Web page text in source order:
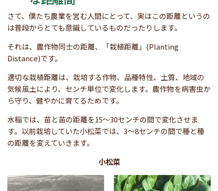
さて、僕たち農業を営む人間にとって、実はこの距離というの
は普段からとても意識しているものだったりします。
それは、農作物同士の距離、「栽植距離」(Planting
Distance)です。
適切な栽植距離は、栽培する作物、品種特性、土質、地域の
気候風土により、センチ単位で変化します。農作物を病害虫か
ら守り、健やかに育てるためです。
水稲では、苗と苗の距離を15～30センチの間で変化させま
す。以前栽培していた小松菜では、3～8センチの間で種と種
の距離を変えていきます。
小松菜